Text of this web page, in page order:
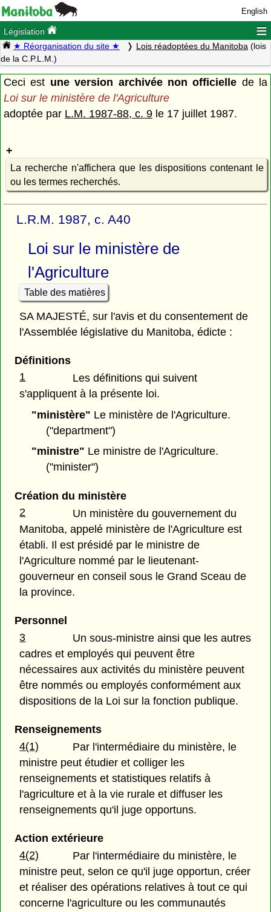
English
Législation ≡
★ Réorganisation du site ★ Lois réadoptées du Manitoba (lois
de la C.P.L.M.)
Ceci est une version archivée non officielle de la
Loi sur le ministère de l'Agriculture
adoptée par L.M. 1987-88, c. 9 le 17 juillet 1987.
La recherche n'affichera que les dispositions contenant le
ou les termes recherchés.
L.R.M. 1987, c. A40
Loi sur le ministère de
l'Agriculture
Table des matières
SA MAJESTÉ, sur l'avis et du consentement de
l'Assemblée législative du Manitoba, édicte :
Définitions
1
Les définitions qui suivent
s'appliquent à la présente loi.
"ministère" Le ministère de l'Agriculture.
("department")
"ministre" Le ministre de l'Agriculture.
("minister")
Création du ministère
2
Un ministère du gouvernement du
Manitoba, appelé ministère de l'Agriculture est
établi. Il est présidé par le ministre de
l'Agriculture nommé par le lieutenant-
gouverneur en conseil sous le Grand Sceau de
la province.
Personnel
3
Un sous-ministre ainsi que les autres
cadres et employés qui peuvent être
nécessaires aux activités du ministère peuvent
être nommés ou employés conformément aux
dispositions de la Loi sur la fonction publique.
Renseignements
4(1)
Par l'intermédiaire du ministère, le
ministre peut étudier et colliger les
renseignements et statistiques relatifs à
l'agriculture et à la vie rurale et diffuser les
renseignements qu'il juge opportuns.
Action extérieure
4(2)
Par l'intermédiaire du ministère, le
ministre peut, selon ce qu'il juge opportun, créer
et réaliser des opérations relatives à tout ce qui
concerne l'agriculture ou les communautés